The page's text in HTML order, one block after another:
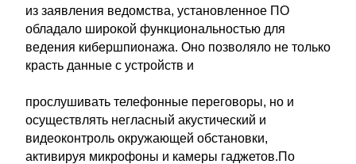
из заявления ведомства, установленное ПО
обладало широкой функциональностью для
ведения кибершпионажа. Оно позволяло не только
красть данные с устройств и
прослушивать телефонные переговоры, но и
осуществлять негласный акустический и
видеоконтроль окружающей обстановки,
активируя микрофоны и камеры гаджетов.По